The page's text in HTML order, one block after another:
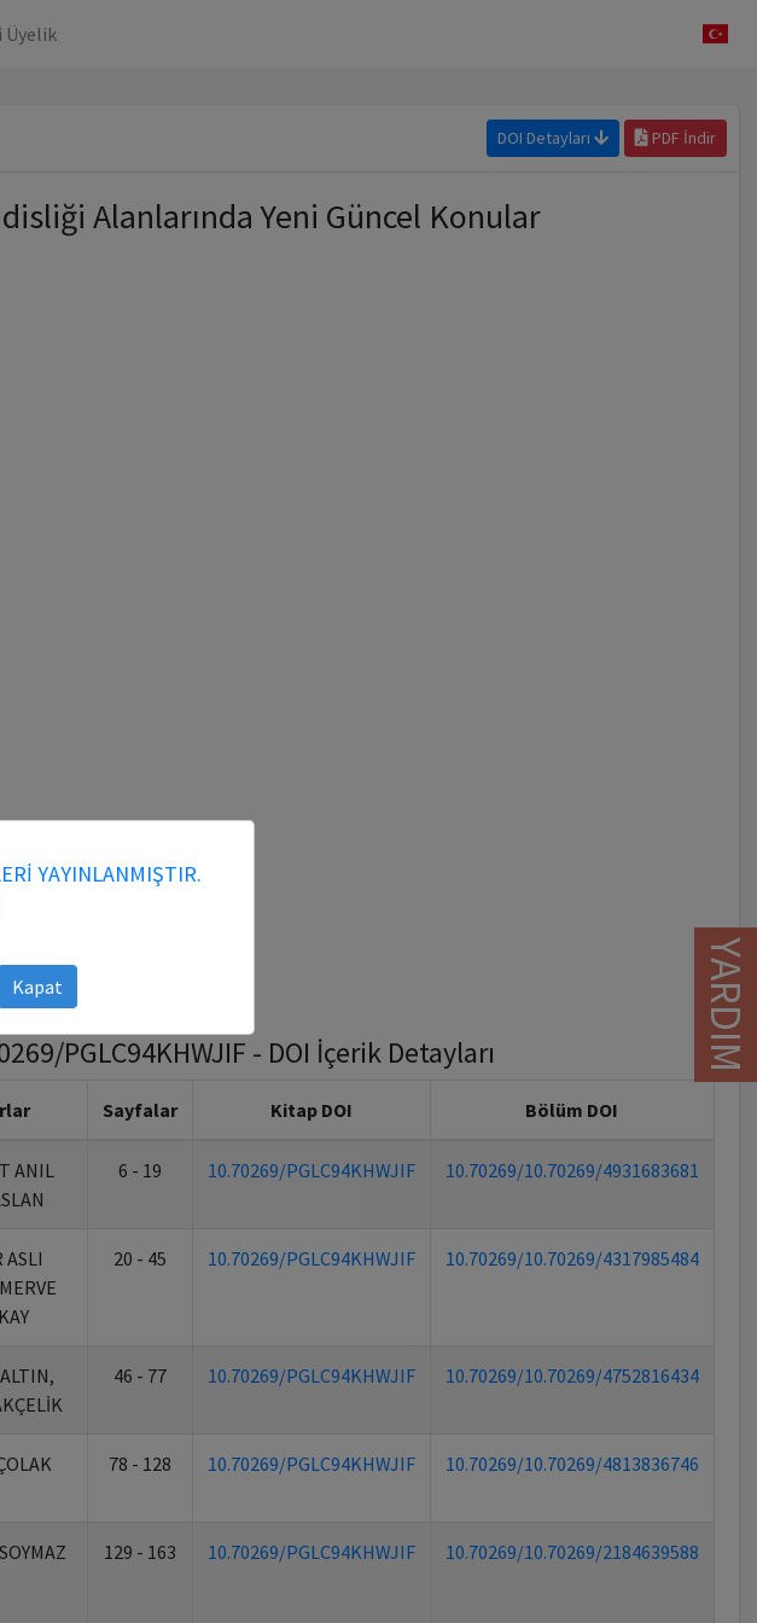
Üyelik
DOI Detayları PDF İndir
Alanlarında Yeni Güncel Konular
PGLC94KHWJIF - DOI İçerik Detayları
Sayfalar Kitap DOI Bölüm DOI
ANIL
6 - 19 10.70269/PGLC94KHWJIF 10.70269/10.70269/4931683681
ASLI
20 - 45 10.70269/PGLC94KHWJIF 10.70269/10.70269/4317985484
46 - 77 10.70269/PGLC94KHWJIF 10.70269/10.70269/4752816434
78 - 128 10.70269/PGLC94KHWJIF 10.70269/10.70269/4813836746
129 - 163 10.70269/PGLC94KHWJIF 10.70269/10.70269/2184639588
YARDIM
YAYINLANMIŞTIR.
Kapat